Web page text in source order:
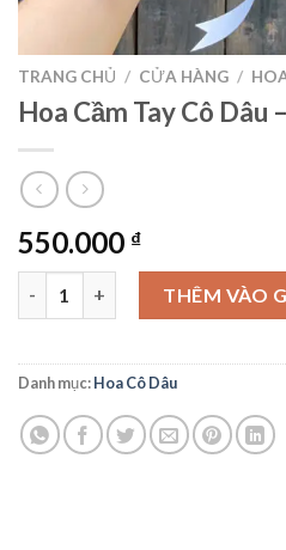
TRANG CHỦ / CỬA HÀNG /
Hoa Cầm Tay Cô Dâu
550.000 ₫
Hoa Cầm Tay Cô Dâu - CD03 số
THÊM VÀO
Danh mục:Hoa Cô Dâu